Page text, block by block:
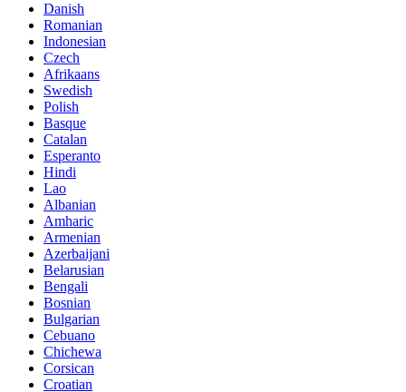
Danish
Romanian
Indonesian
Czech
Afrikaans
Swedish
Polish
Basque
Catalan
Esperanto
Hindi
Lao
Albanian
Amharic
Armenian
Azerbaijani
Belarusian
Bengali
Bosnian
Bulgarian
Cebuano
Chichewa
Corsican
Croatian